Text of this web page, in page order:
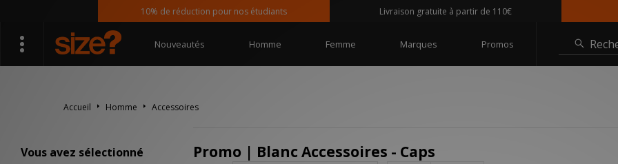
10% de réduction pour nos étudiants Livraison gratuite à partir de 110€
Nouveautés Homme Femme Marques Promos
Accueil Homme Accessoires
Vous avez sélectionné Promo | Blanc Accessoires - Caps